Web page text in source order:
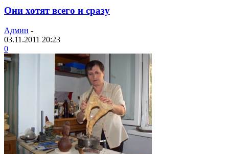
Они хотят всего и сразу
Админ -
03.11.2011 20:23
0